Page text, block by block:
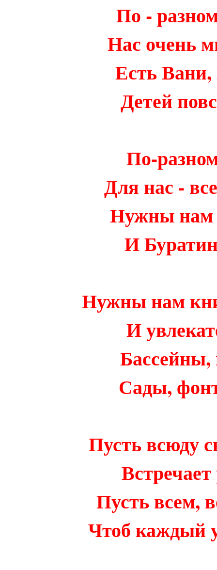
По -
Нас очень
Есть
Детей
По-
Для нас -
Нужны нам
И
Нужны нам
И
Бассейны,
Сады,
Пусть всюду
Пусть всем,
Чтоб каждый